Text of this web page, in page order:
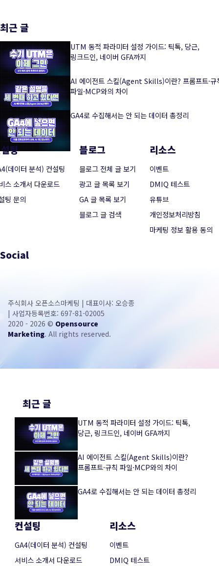
최근 글
UTM 동적 파라미터 설정 가이드: 틱톡, 당근,
링크드인, 네이버 GFA까지
AI 에이전트 스킬(Agent Skills)이란? 프롬프트·규
파일·MCP와의 차이
GA4로 수집해서는 안 되는 데이터 총정리
팅
데이터 분석) 컨설팅
스 소개서 다운로드
팅 문의
블로그
블로그 전체 글 보기
광고 글 목록 보기
GA 글 목록 보기
블로그 글 검색
리소스
이벤트
DMIQ 테스트
유튜브
개인정보처리방침
마케팅 정보 활용 동의
Social
주식회사 오픈소스마케팅 | 대표이사: 오승종
| 사업자등록번호: 697-81-02005
2020 - 2026 © Opensource
Marketing. All rights reserved.
최근 글
UTM 동적 파라미터 설정 가이드: 틱톡,
당근, 링크드인, 네이버 GFA까지
AI 에이전트 스킬(Agent Skills)이란?
프롬프트·규칙 파일·MCP와의 차이
GA4로 수집해서는 안 되는 데이터 총정리
컨설팅
GA4(데이터 분석) 컨설팅
서비스 소개서 다운로드
리소스
이벤트
DMIQ 테스트